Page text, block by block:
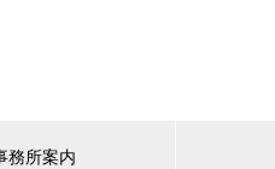
務所案内